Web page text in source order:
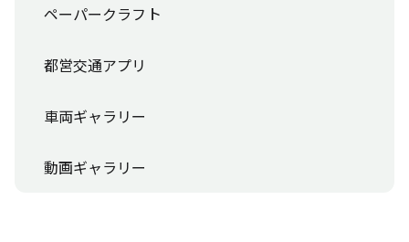
ペーパークラフト
都営交通アプリ
車両ギャラリー
動画ギャラリー